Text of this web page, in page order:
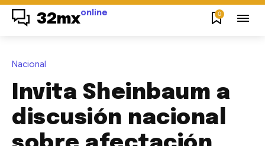
32mxonline 0
Nacional
Invita Sheinbaum a
discusión nacional